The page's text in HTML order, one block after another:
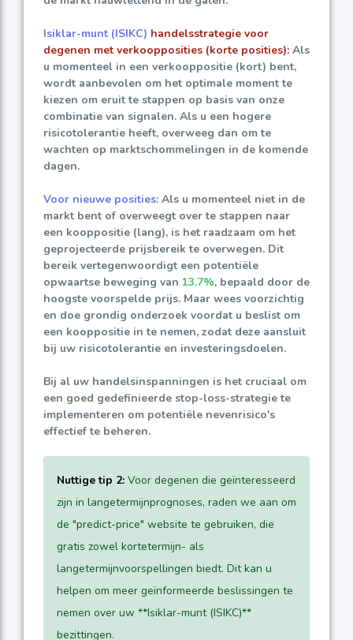
Isiklar-munt (ISIKC) handelsstrategie voor
degenen met verkoopposities (korte posities): Als
u momenteel in een verkooppositie (kort) bent,
wordt aanbevolen om het optimale moment te
kiezen om eruit te stappen op basis van onze
combinatie van signalen. Als u een hogere
risicotolerantie heeft, overweeg dan om te
wachten op marktschommelingen in de komende
dagen.
Voor nieuwe posities: Als u momenteel niet in de
markt bent of overweegt over te stappen naar
een kooppositie (lang), is het raadzaam om het
geprojecteerde prijsbereik te overwegen. Dit
bereik vertegenwoordigt een potentiële
opwaartse beweging van 13.7%, bepaald door de
hoogste voorspelde prijs. Maar wees voorzichtig
en doe grondig onderzoek voordat u beslist om
een kooppositie in te nemen, zodat deze aansluit
bij uw risicotolerantie en investeringsdoelen.
Bij al uw handelsinspanningen is het cruciaal om
een goed gedefinieerde stop-loss-strategie te
implementeren om potentiële nevenrisico's
effectief te beheren.
Nuttige tip 2: Voor degenen die geïnteresseerd
zijn in langetermijnprognoses, raden we aan om
de "predict-price" website te gebruiken, die
gratis zowel kortetermijn- als
langetermijnvoorspellingen biedt. Dit kan u
helpen om meer geïnformeerde beslissingen te
nemen over uw **Isiklar-munt (ISIKC)**
bezittingen.